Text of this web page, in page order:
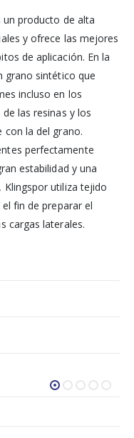
un producto de alta
y ofrece las mejores
de aplicación. En la
grano sintético que
incluso en los
las resinas y los
con la del grano.
perfectamente
estabilidad y una
Klingspor utiliza tejido
fin de preparar el
cargas laterales.